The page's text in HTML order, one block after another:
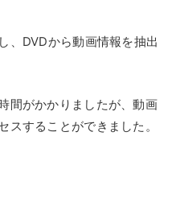
、DVDから動画情報を抽出
間がかかりましたが、動画
スすることができました。